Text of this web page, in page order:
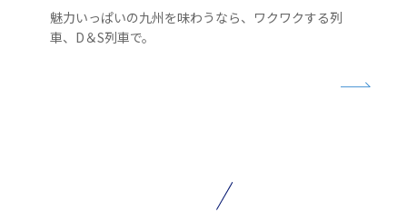
魅力いっぱいの九州を味わうなら、ワクワクする列
車、D＆S列車で。